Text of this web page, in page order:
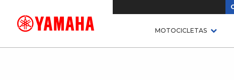
MOTOCICLETAS